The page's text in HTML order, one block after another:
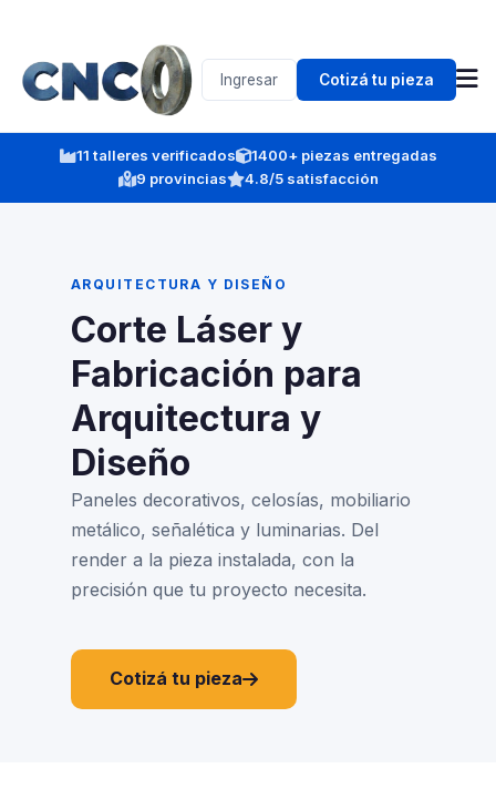
Ingresar Cotizá tu pieza
11 talleres verificados
1400+ piezas entregadas
9 provincias
4.8/5 satisfacción
ARQUITECTURA Y DISEÑO
Corte Láser y
Fabricación para
Arquitectura y
Diseño
Paneles decorativos, celosías, mobiliario
metálico, señalética y luminarias. Del
render a la pieza instalada, con la
precisión que tu proyecto necesita.
Cotizá tu pieza